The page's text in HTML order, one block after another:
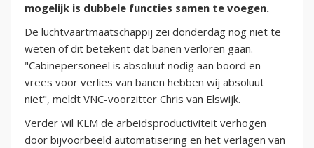
mogelijk is dubbele functies samen te voegen.
De luchtvaartmaatschappij zei donderdag nog niet te
weten of dit betekent dat banen verloren gaan.
"Cabinepersoneel is absoluut nodig aan boord en
vrees voor verlies van banen hebben wij absoluut
niet", meldt VNC-voorzitter Chris van Elswijk.
Verder wil KLM de arbeidsproductiviteit verhogen
door bijvoorbeeld automatisering en het verlagen van